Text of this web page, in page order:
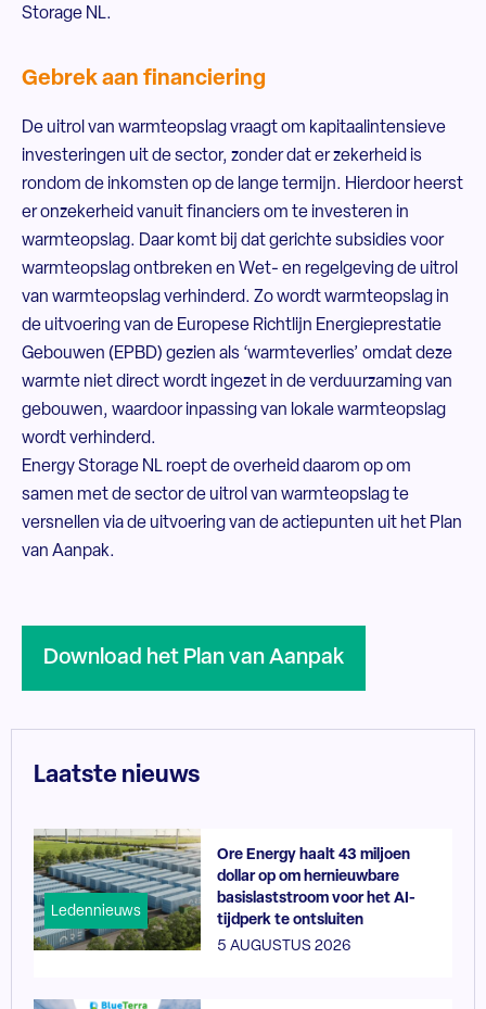
Storage NL.
Gebrek aan financiering
De uitrol van warmteopslag vraagt om kapitaalintensieve
investeringen uit de sector, zonder dat er zekerheid is
rondom de inkomsten op de lange termijn. Hierdoor heerst
er onzekerheid vanuit financiers om te investeren in
warmteopslag. Daar komt bij dat gerichte subsidies voor
warmteopslag ontbreken en Wet- en regelgeving de uitrol
van warmteopslag verhinderd. Zo wordt warmteopslag in
de uitvoering van de Europese Richtlijn Energieprestatie
Gebouwen (EPBD) gezien als ‘warmteverlies’ omdat deze
warmte niet direct wordt ingezet in de verduurzaming van
gebouwen, waardoor inpassing van lokale warmteopslag
wordt verhinderd.
Energy Storage NL roept de overheid daarom op om
samen met de sector de uitrol van warmteopslag te
versnellen via de uitvoering van de actiepunten uit het Plan
van Aanpak.
Download het Plan van Aanpak
Laatste nieuws
Ledennieuws
Ore Energy haalt 43 miljoen
dollar op om hernieuwbare
basislaststroom voor het AI-
tijdperk te ontsluiten
5 AUGUSTUS 2026